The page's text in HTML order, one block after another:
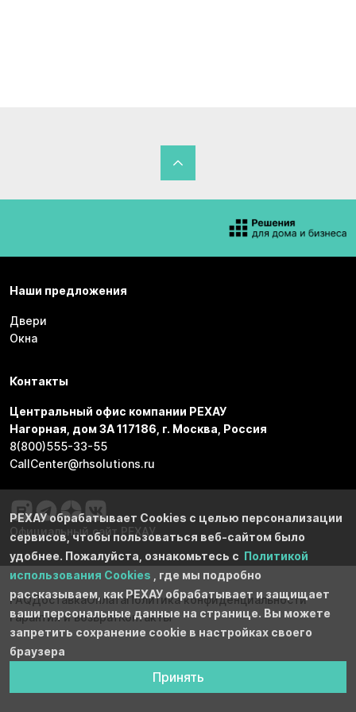
Наши предложения
Двери
Окна
Контакты
Центральный офис компании РЕХАУ
Нагорная, дом 3А 117186, г. Москва, Россия
8(800)555-33-55
CallCenter@rhsolutions.ru
Официальный сайт РЕХАУ
FAQДоставкаОплатаПолитика конфиденциальности
Гарантия и возвратКонтакты
РЕХАУ обрабатывает Cookies с целью персонализации
сервисов, чтобы пользоваться веб-сайтом было
удобнее. Пожалуйста, ознакомьтесь с Политикой
использования Cookies
, где мы подробно
рассказываем, как РЕХАУ обрабатывает и защищает
ваши персональные данные на странице. Вы можете
запретить сохранение cookie в настройках своего
браузера
Принять